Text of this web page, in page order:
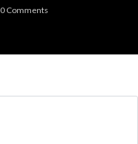
0 Comments